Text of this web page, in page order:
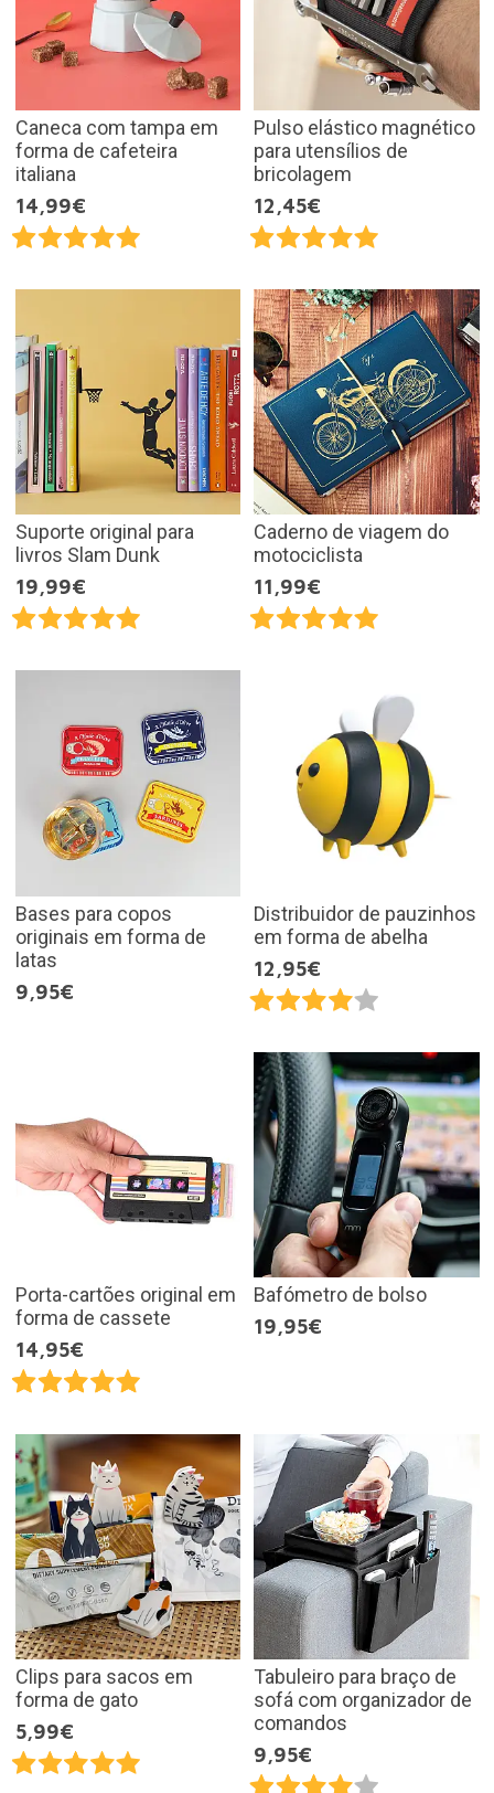
Caneca com tampa em
forma de cafeteira
italiana
14,99€
Pulso elástico magnético
para utensílios de
bricolagem
12,45€
Suporte original para
livros Slam Dunk
19,99€
Caderno de viagem do
motociclista
11,99€
Bases para copos
originais em forma de
latas
9,95€
Distribuidor de pauzinhos
em forma de abelha
12,95€
Porta-cartões original em
forma de cassete
14,95€
Bafómetro de bolso
19,95€
Clips para sacos em
forma de gato
5,99€
Tabuleiro para braço de
sofá com organizador de
comandos
9,95€